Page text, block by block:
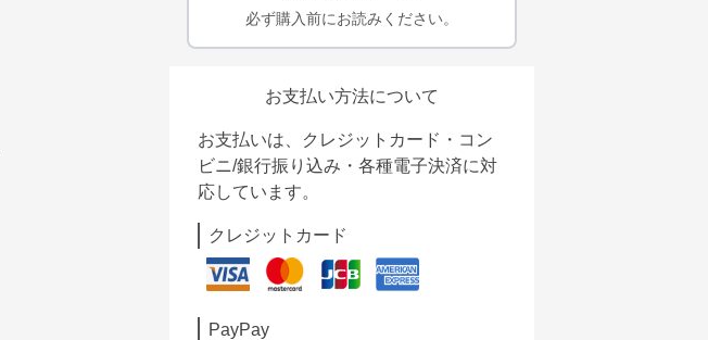
必ず購入前にお読みください。
お支払い方法について
お支払いは、クレジットカード・コン
ビニ/銀行振り込み・各種電子決済に対
応しています。
クレジットカード
PayPay